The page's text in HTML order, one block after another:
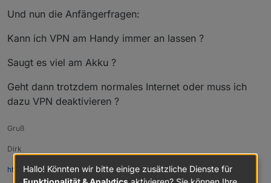
Und nun die Anfängerfragen:
Kann ich VPN am Handy immer an lassen ?
Saugt es viel am Akku ?
Geht dann trotzdem normales Internet oder muss ich
dazu VPN deaktivieren ?
Gruß
Dirk
http://www.DessauWetter.de
Hallo! Könnten wir bitte einige zusätzliche Dienste für